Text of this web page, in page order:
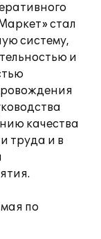
стал
систему,
и
качества
труда и в
по